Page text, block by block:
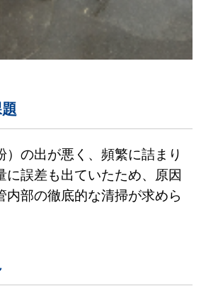
）の出が悪く、頻繁に詰まり
に誤差も出ていたため、原因
内部の徹底的な清掃が求めら